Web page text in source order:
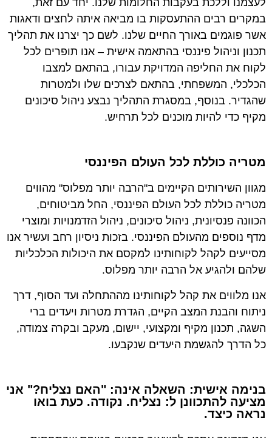
לעצמנו וללכת בעקבות החלומות שלנו. יחד עם זאת,
במקרים רבים ההתעסקות בו מביאה איתה לחצים ודאגות
אשר פוגמים באורך החיים שלנו. לשם כך יצרנו את תהליך
תכנון וניהול פיננסי בהתאמה אישית – אנו תופרים לכל
לקוח את החליפה המדויקת עבורו, בהתאם למצבו
הכלכלי, המשפחתי, בהתאם לצרכים שלו ולמטרות
שהגדיר. בנוסף, במסגרת התהליך נבצע ניהול סיכונים
מקיף כדי להיות מוכנים לכל תרחיש.
מטריה כוללת לכל העולם הפיננסי
מגוון השירותים הקיימים ב"הרבה יותר מפלוס" מהווים
מטריה כוללת לכל העולם הפיננסי, החל מביטוחים,
הכוונה פנסיונית, ניהול סיכונים, ניהול הזדמנויות ומוצרי
מדף נוספים מהעולם הפיננסי. בזכות ניסיון רחב ועשיר אנו
מסייעים לקהל לקוחותינו למקסם את היכולות הכלכליות
שלהם ולהגיע אל הרבה יותר מפלוס.
אנו מלווים את קהל לקוחותינו מההתחלה ועד הסוף, דרך
ניתוח והבנת המצב הקיים, הגדרת מטרות ויעדים ברי
השגה, תכנון מקיף ומקצועי, יישום, מעקב ובקרה צמודה,
כל הדרך להגשמת היעדים שנקבעו.
בנימה אישית: השאלה אינה: "האם נצליח?" אני
מציעה להתכוונן ל: נצליח. נקודה. כעת בואו
נראה כיצד.